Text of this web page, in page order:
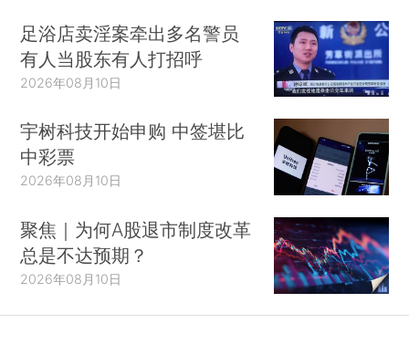
足浴店卖淫案牵出多名警员
有人当股东有人打招呼
2026年08月10日
宇树科技开始申购 中签堪比
中彩票
2026年08月10日
聚焦｜为何A股退市制度改革
总是不达预期？
2026年08月10日